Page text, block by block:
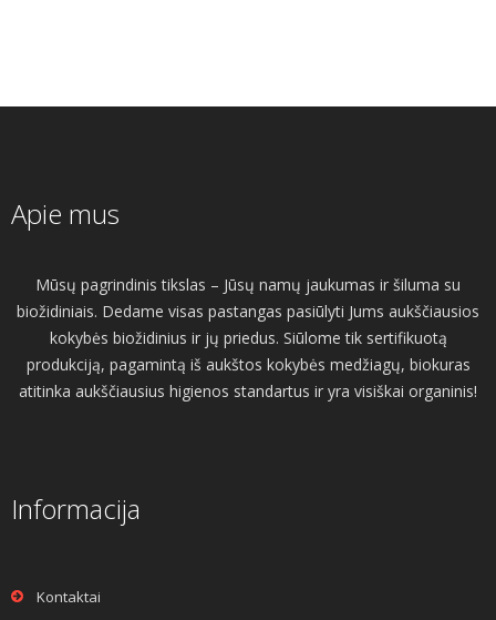
Apie mus
Mūsų pagrindinis tikslas – Jūsų namų jaukumas ir šiluma su
biožidiniais. Dedame visas pastangas pasiūlyti Jums aukščiausios
kokybės biožidinius ir jų priedus. Siūlome tik sertifikuotą
produkciją, pagamintą iš aukštos kokybės medžiagų, biokuras
atitinka aukščiausius higienos standartus ir yra visiškai organinis!
Informacija
Kontaktai